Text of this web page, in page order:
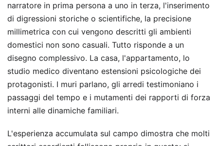
narratore in prima persona a uno in terza, l'inserimento
di digressioni storiche o scientifiche, la precisione
millimetrica con cui vengono descritti gli ambienti
domestici non sono casuali. Tutto risponde a un
disegno complessivo. La casa, l'appartamento, lo
studio medico diventano estensioni psicologiche dei
protagonisti. I muri parlano, gli arredi testimoniano i
passaggi del tempo e i mutamenti dei rapporti di forza
interni alle dinamiche familiari.
L'esperienza accumulata sul campo dimostra che molti